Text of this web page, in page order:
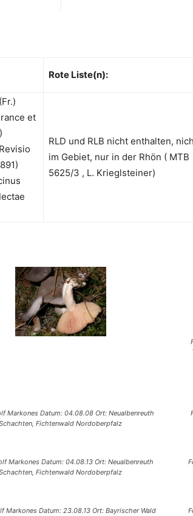
Rote Liste(n):
et
RLD und RLB nicht enthalten,
im Gebiet, nur in der Rhön ( MTB
5625/3 , L. Krieglsteiner)
Markones Datum: 04.08.08 Ort: Neualbenreuth
Fichtenwald Nordoberpfalz
Markones Datum: 04.08.13 Ort: Neualbenreuth
Fichtenwald Nordoberpfalz
Markones Datum: 23.08.13 Ort: Bayrischer Wald